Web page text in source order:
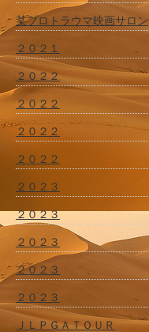
某プロトラウマ映画サロン
２０２１
２０２２
２０２２
２０２２
２０２２
２０２３
２０２３
２０２３
２０２３
２０２３
ＪＬＰＧＡＴＯＵＲ